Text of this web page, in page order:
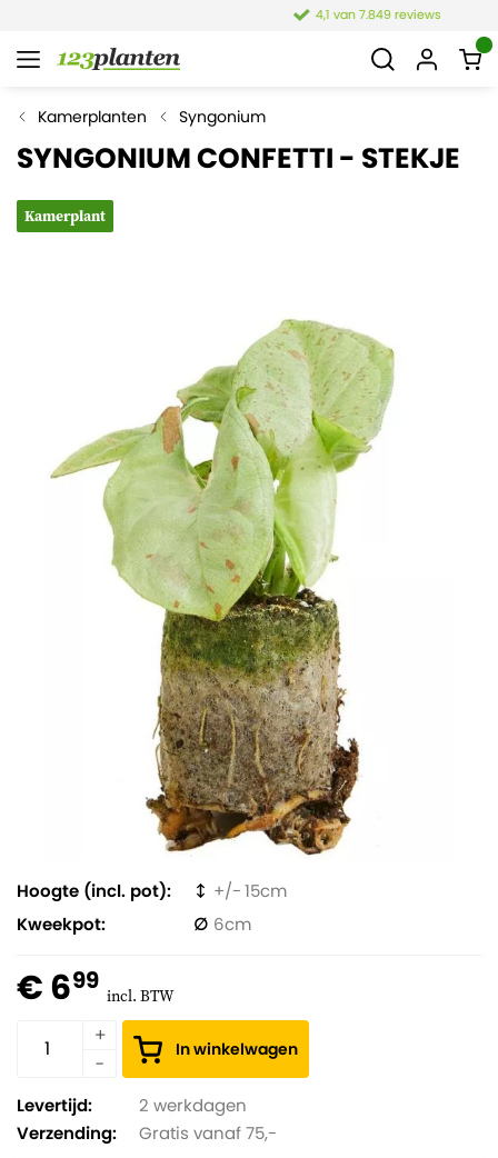
4,1 van 7.849 reviews
Kamerplanten Syngonium
SYNGONIUM CONFETTI - STEKJE
Kamerplant
Hoogte (incl. pot)
15
Kweekpot
6
€ 699 incl. BTW
In winkelwagen
Levertijd:
2 werkdagen
Verzending:
Gratis vanaf 75,-